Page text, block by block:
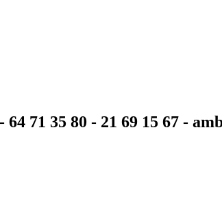
71 35 80 - 21 69 15 67 -